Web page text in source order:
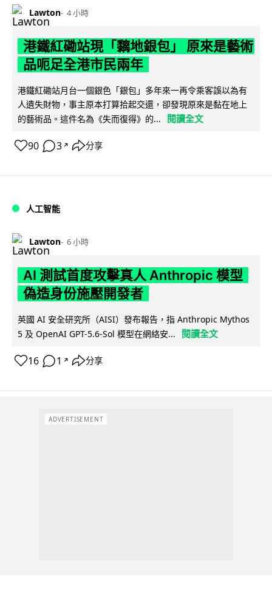
Lawton 4 小時
港鐵紅磡站現「黐地銀包」 原來是藝術
品呃足全港市民兩年
港鐵紅磡站月台一個銀色「銀包」多年來一再令乘客誤以為有
人遺失財物，事主原本打算拾起交還，卻發現原來是黏在地上
的藝術品。這件名為《失而復得》的...
閱讀全文
90 3 ↗ 分享
人工智能
Lawton 6 小時
AI 測試首度攻擊真人 Anthropic 模型
偽造身份施壓開發者
英國 AI 安全研究所（AISI）發布報告，指 Anthropic Mythos
5 及 OpenAI GPT-5.6-Sol 模型在網絡安...
閱讀全文
16 1 ↗ 分享
ADVERTISEMENT